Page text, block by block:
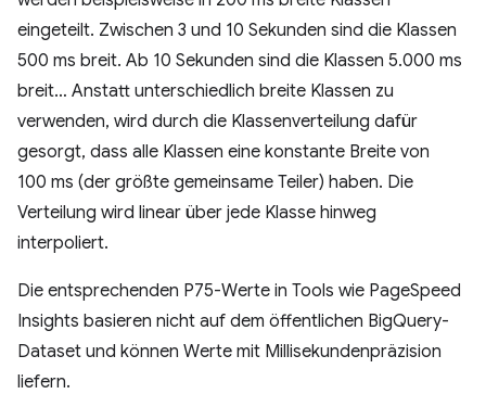
eingeteilt. Zwischen 3 und 10 Sekunden sind die Klassen
500 ms breit. Ab 10 Sekunden sind die Klassen 5.000 ms
breit… Anstatt unterschiedlich breite Klassen zu
verwenden, wird durch die Klassenverteilung dafür
gesorgt, dass alle Klassen eine konstante Breite von
100 ms (der größte gemeinsame Teiler) haben. Die
Verteilung wird linear über jede Klasse hinweg
interpoliert.
Die entsprechenden P75-Werte in Tools wie PageSpeed
Insights basieren nicht auf dem öffentlichen BigQuery-
Dataset und können Werte mit Millisekundenpräzision
liefern.